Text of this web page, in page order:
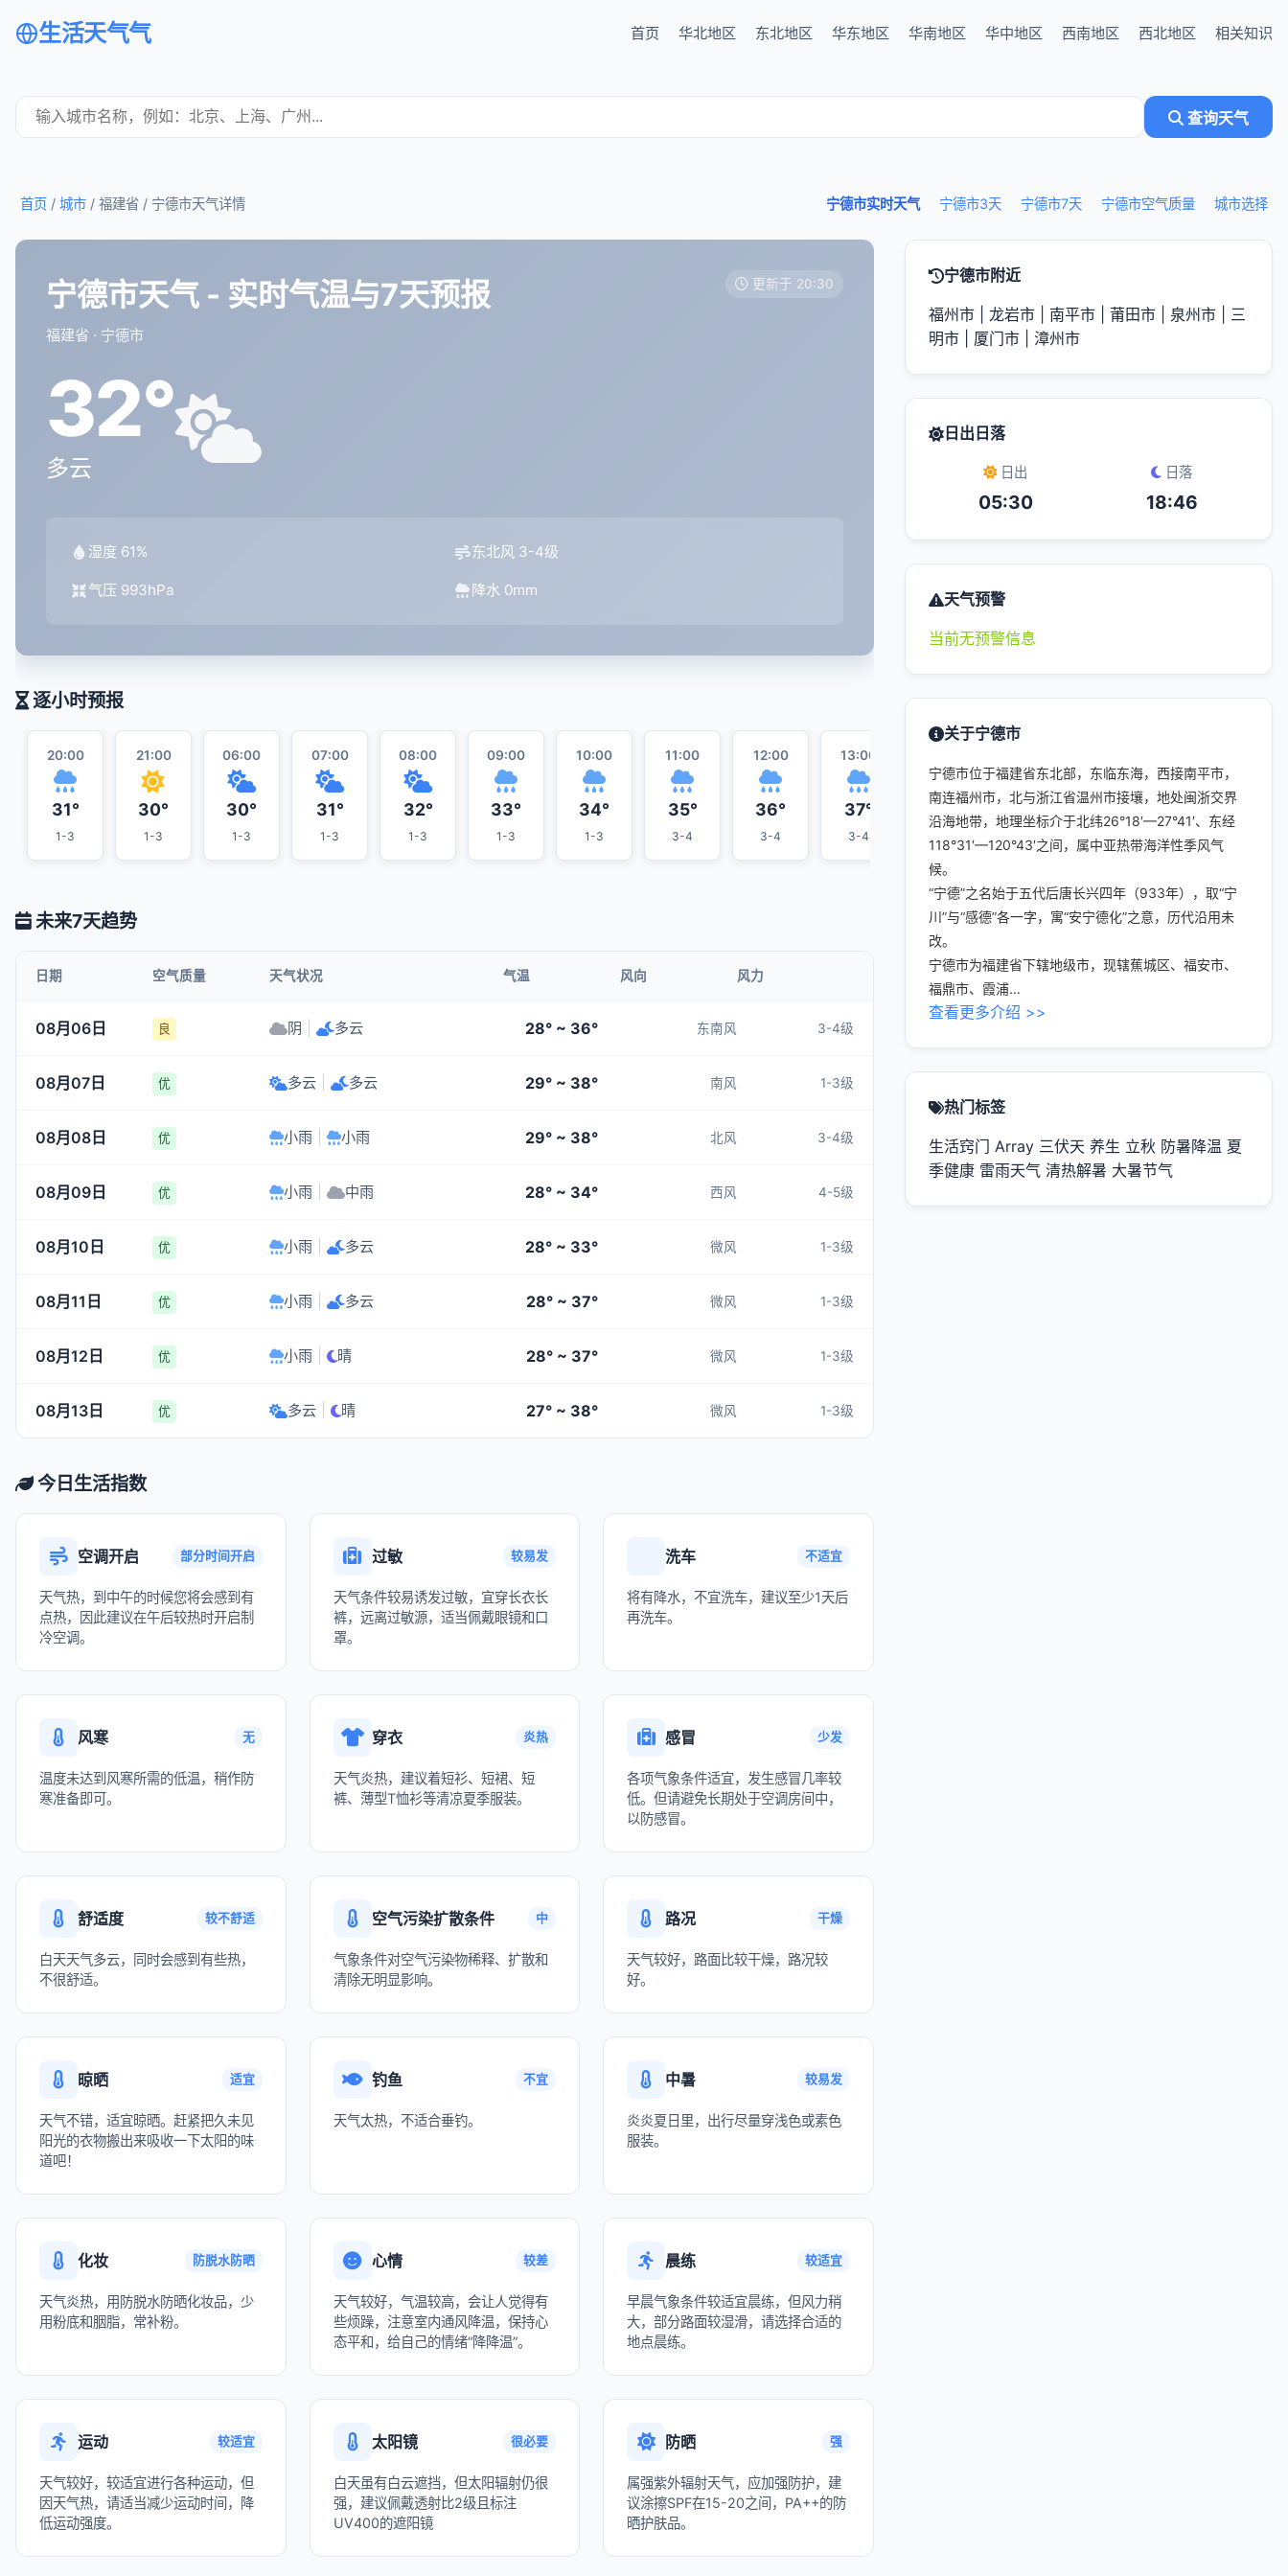
生活天气气 首页 华北地区 东北地区 华东地区 华南地区 华中地区 西南地区 西北地区 相关知识
查询天气
宁德市实时天气 宁德市3天 宁德市7天 宁德市空气质量 城市选择
首页 / 城市 / 福建省 / 宁德市天气详情
宁德市天气 - 实时气温与7天预报
福建省 · 宁德市
更新于 20:30
32°
多云
湿度 61% 东北风 3-4级
气压 993hPa 降水 0mm
逐小时预报
20:00
31°
1-3
21:00
30°
1-3
06:00
30°
1-3
07:00
31°
1-3
08:00
32°
1-3
09:00
33°
1-3
10:00
34°
1-3
11:00
35°
3-4
12:00
36°
3-4
13:00
37°
3-4
37°
3-4
36°
3-4
30°
1-3
35°
3-4
未来7天趋势
日期 空气质量 天气状况 气温 风向 风力
08月06日 良 阴 多云 28° ~ 36° 东南风 3-4级
08月07日 优 多云 多云 29° ~ 38° 南风 1-3级
08月08日 优 小雨 小雨 29° ~ 38° 北风 3-4级
08月09日 优 小雨 中雨 28° ~ 34° 西风 4-5级
08月10日 优 小雨 多云 28° ~ 33° 微风 1-3级
08月11日 优 小雨 多云 28° ~ 37° 微风 1-3级
08月12日 优 小雨 晴 28° ~ 37° 微风 1-3级
08月13日 优 多云 晴 27° ~ 38° 微风 1-3级
今日生活指数
空调开启 部分时间开启
天气热，到中午的时候您将会感到有
点热，因此建议在午后较热时开启制
冷空调。
过敏 较易发
天气条件较易诱发过敏，宜穿长衣长
裤，远离过敏源，适当佩戴眼镜和口
罩。
洗车 不适宜
将有降水，不宜洗车，建议至少1天后
再洗车。
风寒 无
温度未达到风寒所需的低温，稍作防
寒准备即可。
穿衣 炎热
天气炎热，建议着短衫、短裙、短
裤、薄型T恤衫等清凉夏季服装。
感冒 少发
各项气象条件适宜，发生感冒几率较
低。但请避免长期处于空调房间中，
以防感冒。
舒适度 较不舒适
白天天气多云，同时会感到有些热，
不很舒适。
空气污染扩散条件 中
气象条件对空气污染物稀释、扩散和
清除无明显影响。
路况 干燥
天气较好，路面比较干燥，路况较
好。
晾晒 适宜
天气不错，适宜晾晒。赶紧把久未见
阳光的衣物搬出来吸收一下太阳的味
道吧！
钓鱼 不宜
天气太热，不适合垂钓。
中暑 较易发
炎炎夏日里，出行尽量穿浅色或素色
服装。
化妆 防脱水防晒
天气炎热，用防脱水防晒化妆品，少
用粉底和胭脂，常补粉。
心情 较差
天气较好，气温较高，会让人觉得有
些烦躁，注意室内通风降温，保持心
态平和，给自己的情绪“降降温”。
晨练 较适宜
早晨气象条件较适宜晨练，但风力稍
大，部分路面较湿滑，请选择合适的
地点晨练。
运动 较适宜
天气较好，较适宜进行各种运动，但
因天气热，请适当减少运动时间，降
低运动强度。
太阳镜 很必要
白天虽有白云遮挡，但太阳辐射仍很
强，建议佩戴透射比2级且标注
UV400的遮阳镜
防晒 强
属强紫外辐射天气，应加强防护，建
议涂擦SPF在15-20之间，PA++的防
晒护肤品。
宁德市附近
福州市 龙岩市 南平市 莆田市 泉州市
三
明市
厦门市 漳州市
日出日落
日出
05:30
日落
18:46
天气预警
当前无预警信息
关于宁德市
宁德市位于福建省东北部，东临东海，西接南平市，
南连福州市，北与浙江省温州市接壤，地处闽浙交界
沿海地带，地理坐标介于北纬26°18′—27°41′、东经
118°31′—120°43′之间，属中亚热带海洋性季风气
候。
“宁德”之名始于五代后唐长兴四年（933年），取“宁
川”与“感德”各一字，寓“安宁德化”之意，历代沿用未
改。
宁德市为福建省下辖地级市，现辖蕉城区、福安市、
福鼎市、霞浦...
查看更多介绍 >>
热门标签
生活窍门 Array 三伏天 养生 立秋 防暑降温 夏
季健康 雷雨天气 清热解暑 大暑节气